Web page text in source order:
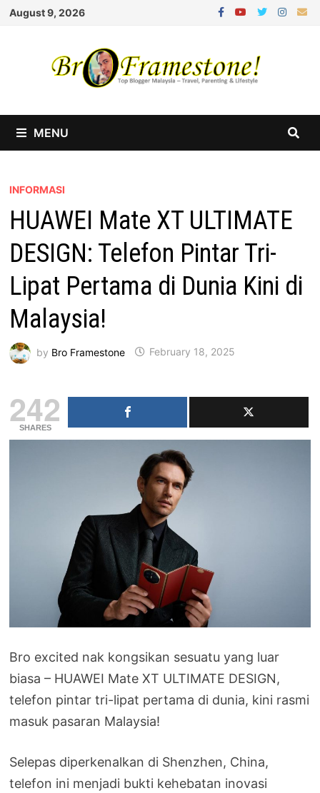
Skip
August 9, 2026
MENU
INFORMASI
HUAWEI Mate XT ULTIMATE
DESIGN: Telefon Pintar Tri-
Lipat Pertama di Dunia Kini di
Malaysia!
by Bro Framestone February 18, 2025
242
SHARES
Bro excited nak kongsikan sesuatu yang luar
biasa – HUAWEI Mate XT ULTIMATE DESIGN,
telefon pintar tri-lipat pertama di dunia, kini rasmi
masuk pasaran Malaysia!
Selepas diperkenalkan di Shenzhen, China,
telefon ini menjadi bukti kehebatan inovasi